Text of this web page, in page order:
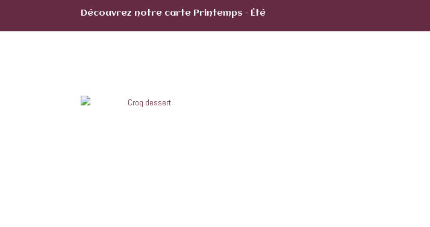
Découvrez notre carte Printemps – Été